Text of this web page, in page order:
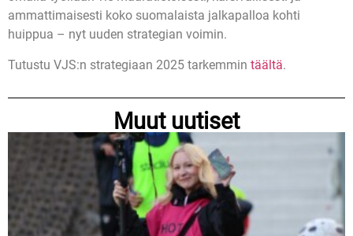
ammattimaisesti koko suomalaista jalkapalloa kohti
huippua – nyt uuden strategian voimin.
Tutustu VJS:n strategiaan 2025 tarkemmin täältä.
Muut uutiset